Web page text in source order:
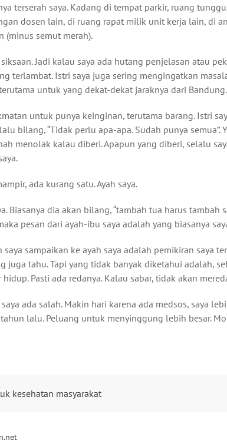
terserah saya. Kadang di tempat parkir, ruang
dosen lain, di ruang rapat milik unit kerja lain, di
(minus semut merah).
Jadi kalau saya ada hutang penjelasan atau
terlambat. Istri saya juga sering mengingatkan
untuk yang dekat-dekat jaraknya dari Bandung.
untuk punya keinginan, terutama barang. Istri
bilang, “Tidak perlu apa-apa. Sudah punya semua”.
menolak kalau diberi. Apapun yang diberi, selalu
ada kurang satu. Ayah saya.
Biasanya dia akan bilang, “tambah tua harus tambah
pesan dari ayah-ibu saya adalah yang biasanya
sampaikan ke ayah saya adalah pemikiran saya
juga tahu. Tapi yang tidak banyak diketahui adalah,
Pasti ada redanya. Kalau sabar, tidak akan
ada salah. Makin hari karena ada medsos, saya
lalu. Peluang untuk menyinggung lebih besar.
kesehatan masyarakat